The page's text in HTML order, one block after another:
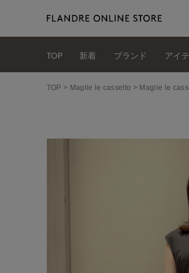
TOP 新着 ブランド アイ
TOP Maglie le cassetto Maglie le